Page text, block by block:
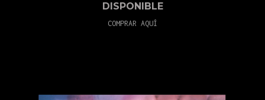
DISPONIBLE
COMPRAR AQUÍ